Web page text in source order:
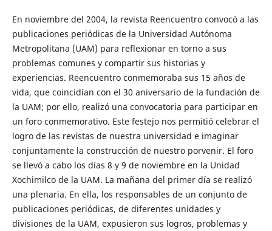
En noviembre del 2004, la revista Reencuentro convocó a las
publicaciones periódicas de la Universidad Autónoma
Metropolitana (UAM) para reflexionar en torno a sus
problemas comunes y compartir sus historias y
experiencias. Reencuentro conmemoraba sus 15 años de
vida, que coincidían con el 30 aniversario de la fundación de
la UAM; por ello, realizó una convocatoria para participar en
un foro conmemorativo. Este festejo nos permitió celebrar el
logro de las revistas de nuestra universidad e imaginar
conjuntamente la construcción de nuestro porvenir. El foro
se llevó a cabo los días 8 y 9 de noviembre en la Unidad
Xochimilco de la UAM. La mañana del primer día se realizó
una plenaria. En ella, los responsables de un conjunto de
publicaciones periódicas, de diferentes unidades y
divisiones de la UAM, expusieron sus logros, problemas y